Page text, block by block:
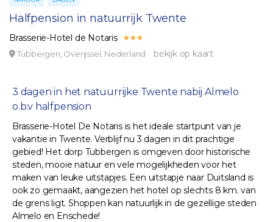
Halfpension in natuurrijk Twente
Brasserie-Hotel de Notaris
Tubbergen, Overijssel, Nederland bekijk op kaart
3 dagen in het natuurrijke Twente nabij Almelo
o.b.v halfpension
Brasserie-Hotel De Notaris is het ideale startpunt van je
vakantie in Twente. Verblijf nu 3 dagen in dit prachtige
gebied! Het dorp Tubbergen is omgeven door historische
steden, mooie natuur en vele mogelijkheden voor het
maken van leuke uitstapjes. Een uitstapje naar Duitsland is
ook zo gemaakt, aangezien het hotel op slechts 8 km. van
de grens ligt. Shoppen kan natuurlijk in de gezellige steden
Almelo en Enschede!